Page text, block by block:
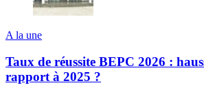
A la une
Taux de réussite BEPC 2026 :
rapport à 2025 ?